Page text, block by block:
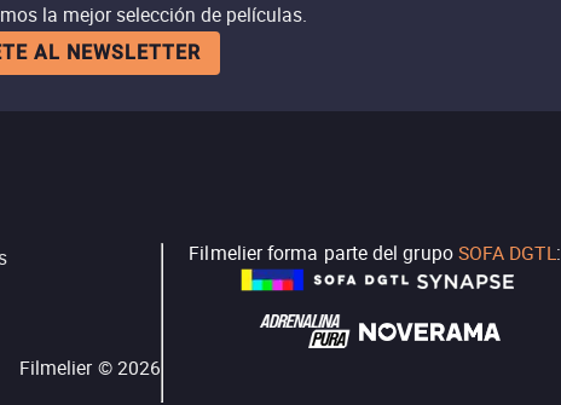
la mejor selección de películas.
AL NEWSLETTER
Filmelier ©2026
Filmelier forma parte del grupoSOFA DGTL: